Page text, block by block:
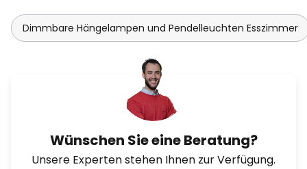
Dimmbare Hängelampen und Pendelleuchten Esszimmer
Wünschen Sie eine Beratung?
Unsere Experten stehen Ihnen zur Verfügung.